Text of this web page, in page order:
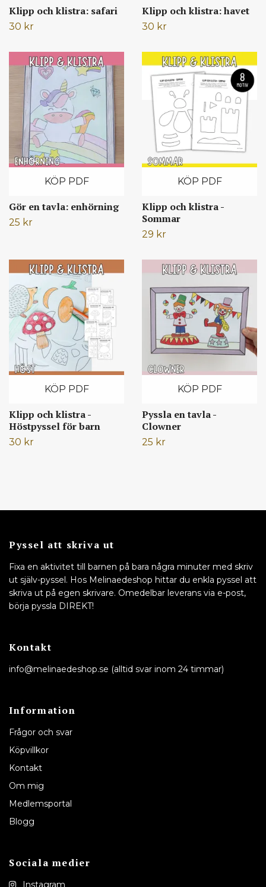
Klipp och klistra: safari
30 kr
Klipp och klistra: havet
30 kr
KÖP PDF
Gör en tavla: enhörning
25 kr
KÖP PDF
Klipp och klistra -
Sommar
29 kr
KÖP PDF
Klipp och klistra -
Höstpyssel för barn
30 kr
KÖP PDF
Pyssla en tavla -
Clowner
25 kr
Pyssel att skriva ut
Fixa en aktivitet till barnen på bara några minuter med skriv
ut själv-pyssel. Hos Melinaedeshop hittar du enkla pyssel att
skriva ut på egen skrivare. Omedelbar leverans via e-post,
börja pyssla DIREKT!
Kontakt
info@melinaedeshop.se (alltid svar inom 24 timmar)
Information
Frågor och svar
Köpvillkor
Kontakt
Om mig
Medlemsportal
Blogg
Sociala medier
Instagram